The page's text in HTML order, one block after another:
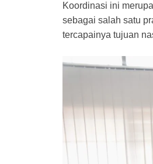
Koordinasi ini
sebagai salah satu
tercapainya tujuan